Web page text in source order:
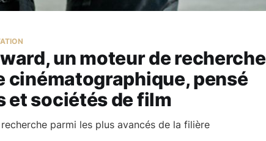
un moteur de recherche
cinématographique, pensé
et sociétés de film
parmi les plus avancés de la filière